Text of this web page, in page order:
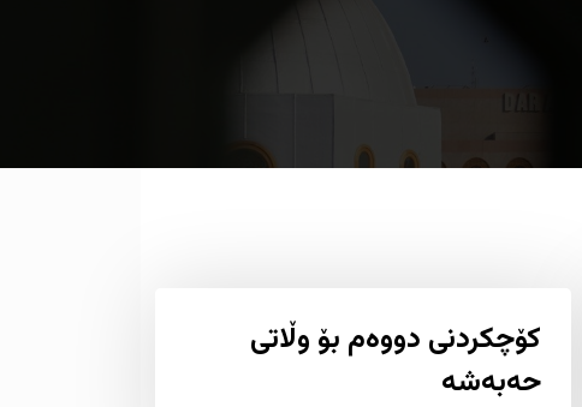
کۆچکردنی دووەم بۆ وڵاتی
حەبەشە